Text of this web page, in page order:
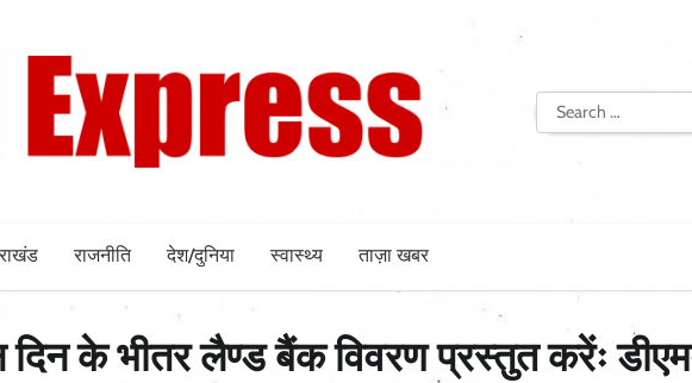
Search
for:
राजनीति देश/दुनिया स्वास्थ्य ताज़ा खबर
दिन के भीतर लैण्ड बैंक विवरण प्रस्तुत करेंः डीएम